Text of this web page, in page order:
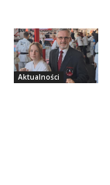
Aktualności